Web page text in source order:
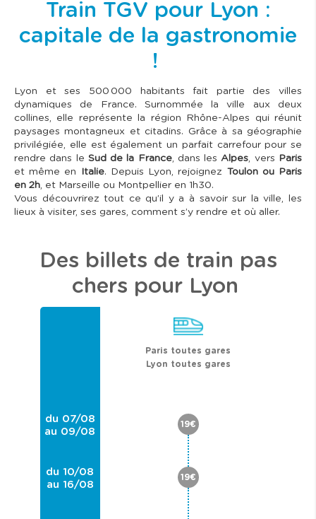
Train TGV pour Lyon :
capitale de la gastronomie
!
Lyon et ses 500 000 habitants fait partie des villes
dynamiques de France. Surnommée la ville aux deux
collines, elle représente la région Rhône-Alpes qui réunit
paysages montagneux et citadins. Grâce à sa géographie
privilégiée, elle est également un parfait carrefour pour se
rendre dans le Sud de la France, dans lesAlpes, vers
Paris
et même en
Italie. Depuis Lyon, rejoignez Toulon ou Paris
en 2h, et Marseille ou Montpellier en 1h30.
Vous découvrirez tout ce qu’il y a à savoir sur la ville, les
lieux à visiter, ses gares, comment s’y rendre et où aller.
Des billets de train pas
chers pour Lyon
du 07/08
au 09/08
du 10/08
au 16/08
Paris toutes gares
Lyon toutes gares
19€
19€